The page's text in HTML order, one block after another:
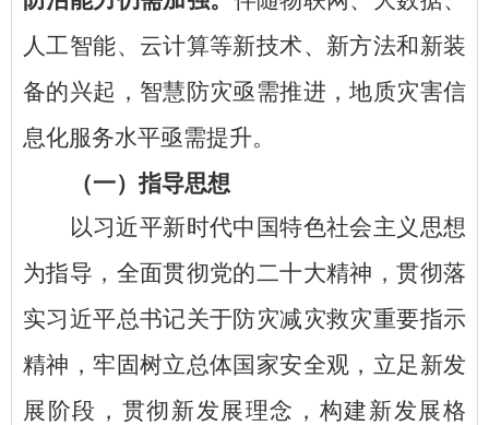
人工智能、云计算等新技术、新方法和新装
备的兴起，智慧防灾亟需推进，地质灾害信
息化服务水平亟需提升。
（一）指导思想
以习近平新时代中国特色社会主义思想
为指导，全面贯彻党的二十大精神，贯彻落
实习近平总书记关于防灾减灾救灾重要指示
精神，牢固树立总体国家安全观，立足新发
展阶段，贯彻新发展理念，构建新发展格